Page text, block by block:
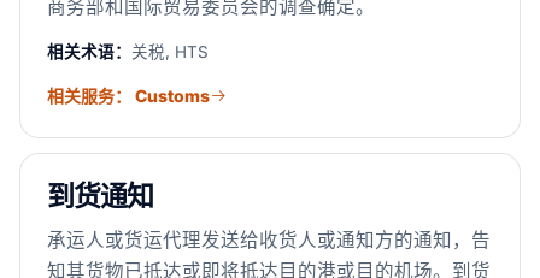
商务部和国际贸易委员会的调查确定。
相关术语： 关税, HTS
相关服务： Customs
到货通知
承运人或货运代理发送给收货人或通知方的通知，告
知其货物已抵达或即将抵达目的港或目的机场。到货